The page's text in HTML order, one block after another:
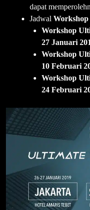
dapat
Jadwal Workshop
Workshop
27 Januari
Workshop
10 Februari
Workshop
24 Februari